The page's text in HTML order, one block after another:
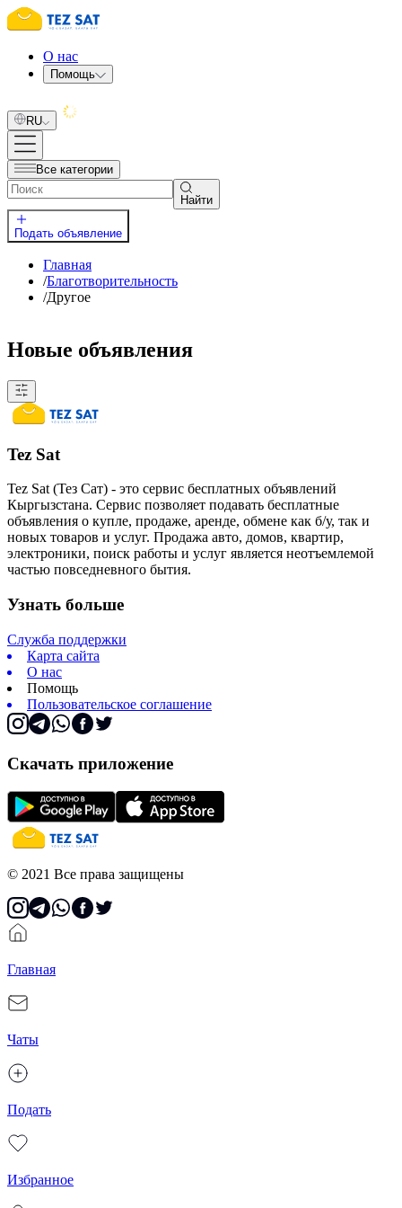
О нас
Помощь
RU
Все категории
Найти
Подать объявление
Главная
/Благотворительность
/Другое
Новые объявления
Tez Sat
Tez Sat (Тез Сат) - это сервис бесплатных объявлений
Кыргызстана. Сервис позволяет подавать бесплатные
объявления о купле, продаже, аренде, обмене как б/у, так и
новых товаров и услуг. Продажа авто, домов, квартир,
электроники, поиск работы и услуг является неотъемлемой
частью повседневного бытия.
Узнать больше
Служба поддержки
Карта сайта
О нас
Помощь
Пользовательское соглашение
Скачать приложение
© 2021 Все права защищены
Главная
Чаты
Подать
Избранное